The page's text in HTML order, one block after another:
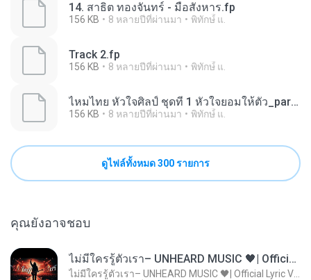
14. สาธิต ทองจันทร์ - มือสังหาร.fp
156 KB 8 หลายปีที่ผ่านมา พิทักษ์ื แ.
Track 2.fp
156 KB 8 หลายปีที่ผ่านมา พิทักษ์ื แ.
ไหมไทย หัวใจศิลป์ ชุดที่ 1 หัวใจยอมให้ตั๋ว_part7.fp
156 KB 8 หลายปีที่ผ่านมา พิทักษ์ื แ.
ดูไฟล์ทั้งหมด 300 รายการ
คุณยังอาจชอบ
ไม่มีใครรู้ตัวเรา– UNHEARD MUSIC 🖤| Official Lyric Video | เพลงสู้ชีวิต